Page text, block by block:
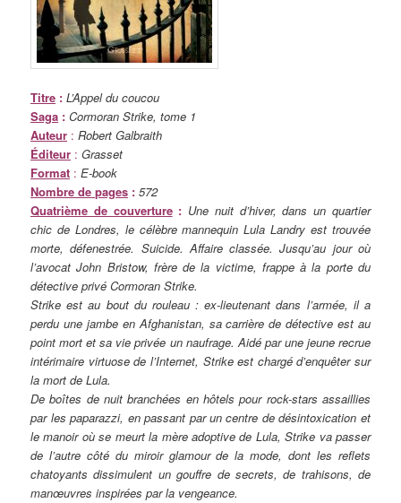
Titre : L’Appel du coucou
Saga : Cormoran Strike, tome 1
Auteur :Robert Galbraith
Éditeur : Grasset
Format : E-book
Nombre de pages : 572
Quatrième de couverture: Une nuit d’hiver, dans un quartier
chic de Londres, le célèbre mannequin Lula Landry est trouvée
morte, défenestrée. Suicide. Affaire classée. Jusqu’au jour où
l’avocat John Bristow, frère de la victime, frappe à la porte du
détective privé Cormoran Strike.
Strike est au bout du rouleau : ex-lieutenant dans l’armée, il a
perdu une jambe en Afghanistan, sa carrière de détective est au
point mort et sa vie privée un naufrage. Aidé par une jeune recrue
intérimaire virtuose de l’Internet, Strike est chargé d’enquêter sur
la mort de Lula.
De boîtes de nuit branchées en hôtels pour rock-stars assaillies
par les paparazzi, en passant par un centre de désintoxication et
le manoir où se meurt la mère adoptive de Lula, Strike va passer
de l’autre côté du miroir glamour de la mode, dont les reflets
chatoyants dissimulent un gouffre de secrets, de trahisons, de
manœuvres inspirées par la vengeance.